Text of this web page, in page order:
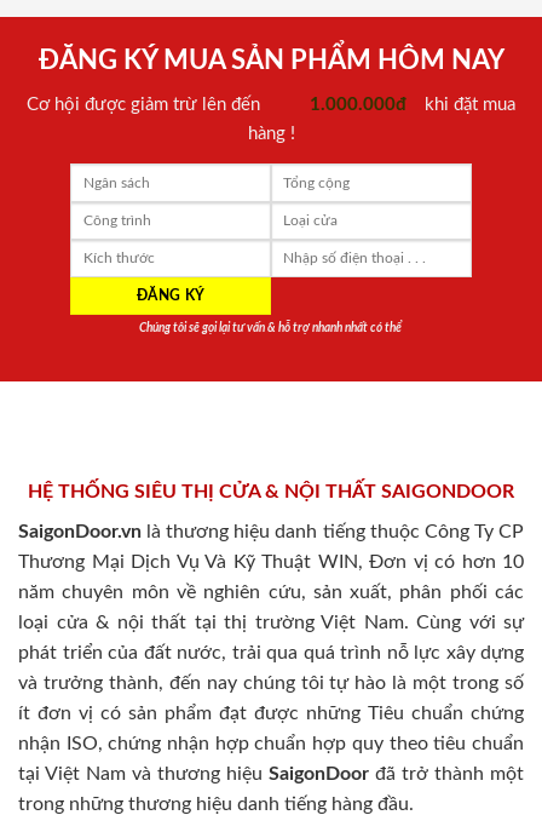
ĐĂNG KÝ MUA SẢN PHẨM HÔM NAY
Cơ hội được giảm trừ lên đến 1.000.000đ
khi đặt mua
hàng !
Chúng tôi sẽ gọi lại tư vấn & hỗ trợ nhanh nhất có thể
HỆ THỐNG SIÊU THỊ CỬA & NỘI THẤT SAIGONDOOR
SaigonDoor.vn là thương hiệu danh tiếng thuộc Công Ty CP
Thương Mại Dịch Vụ Và Kỹ Thuật WIN, Đơn vị có hơn 10
năm chuyên môn về nghiên cứu, sản xuất, phân phối các
loại cửa & nội thất tại thị trường Việt Nam. Cùng với sự
phát triển của đất nước, trải qua quá trình nỗ lực xây dựng
và trưởng thành, đến nay chúng tôi tự hào là một trong số
ít đơn vị có sản phẩm đạt được những Tiêu chuẩn chứng
nhận ISO, chứng nhận hợp chuẩn hợp quy theo tiêu chuẩn
tại Việt Nam và thương hiệu SaigonDoor đã trở thành một
trong những thương hiệu danh tiếng hàng đầu.